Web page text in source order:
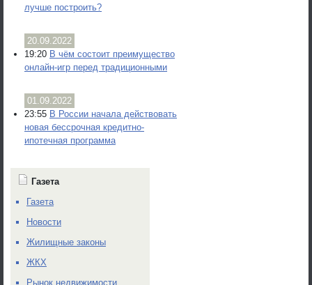
лучше построить?
20.09.2022
19:20 В чём состоит преимущество
онлайн-игр перед традиционными
01.09.2022
23:55 В России начала действовать
новая бессрочная кредитно-
ипотечная программа
Газета
Газета
Новости
Жилищные законы
ЖКХ
Рынок недвижимости